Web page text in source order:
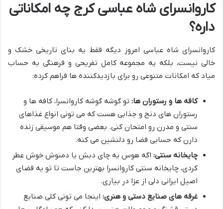
کاروانسرای شاه عباسی کرج چه امکاناتی
داره؟
کاروانسرای شاه عباسی امروز دیگه فقط یه بنای تاریخی خشک و
خالی نیست، بلکه یه مجموعه کامل تفریحی و فرهنگی به حساب
میاد که امکانات متنوعی رو برای بازدیدکننده ها فراهم کرده:
کافه ها و رستوران ها: تو گوشه گوشه کاروانسرا، کافه ها و
رستوران های دنج و جذابی هست که می تونی انواع غذاهای
سنتی و مدرن رو امتحان کنی. بعضی وقتا هم موسیقی زنده
دارن که حسابی فضا رو دلنشین می کنه.
چایخانه سنتی: اگه هوس یه چای دبش یا دمنوش خوش عطر
کردی، چایخانه سنتی کاروانسرا بهترین جاست تا تو یه فضای
اصیل ایرانی دلی از عزا در بیاری.
غرفه های صنایع دستی و هنری: اینجا می تونی کلی صنایع